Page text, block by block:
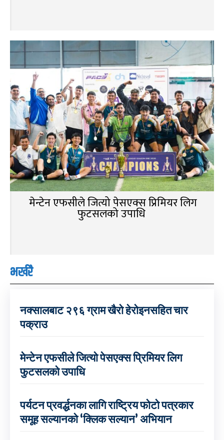
मेन्टेन एफसीले जित्यो पेसएक्स प्रिमियर लिग
फुटसलको उपाधि
भर्खरै
नक्सालबाट २९६ ग्राम खैरो हेरोइनसहित चार
पक्राउ
मेन्टेन एफसीले जित्यो पेसएक्स प्रिमियर लिग
फुटसलको उपाधि
पर्यटन प्रवर्द्धनका लागि राष्ट्रिय फोटो पत्रकार
समूह सल्यानको ‘क्लिक सल्यान’ अभियान